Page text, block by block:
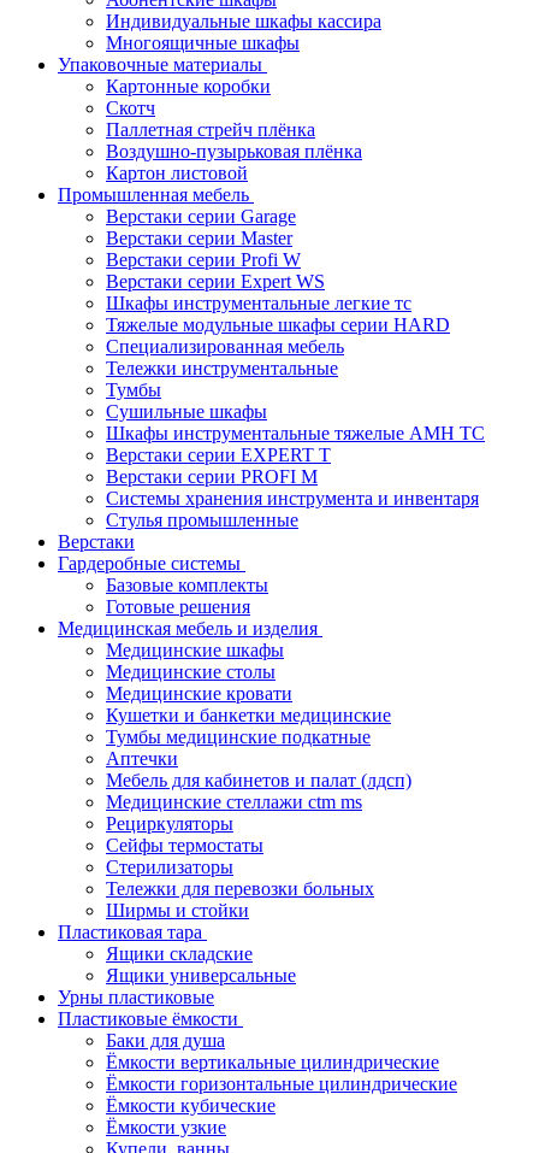
Индивидуальные шкафы кассира
Многоящичные шкафы
Упаковочные материалы
Картонные коробки
Скотч
Паллетная стрейч плёнка
Воздушно-пузырьковая плёнка
Картон листовой
Промышленная мебель
Верстаки серии Garage
Верстаки серии Master
Верстаки серии Profi W
Верстаки серии Expert WS
Шкафы инструментальные легкие тс
Тяжелые модульные шкафы серии HARD
Cпециализированная мебель
Тележки инструментальные
Тумбы
Cушильные шкафы
Шкафы инструментальные тяжелые AMH TC
Верстаки серии EXPERT T
Верстаки серии PROFI M
Системы хранения инструмента и инвентаря
Стулья промышленные
Верстаки
Гардеробные системы
Базовые комплекты
Готовые решения
Медицинская мебель и изделия
Медицинские шкафы
Медицинские столы
Медицинские кровати
Кушетки и банкетки медицинские
Тумбы медицинские подкатные
Аптечки
Мебель для кабинетов и палат (лдсп)
Медицинские стеллажи ctm ms
Рециркуляторы
Сейфы термостаты
Стерилизаторы
Тележки для перевозки больных
Ширмы и стойки
Пластиковая тара
Ящики складские
Ящики универсальные
Урны пластиковые
Пластиковые ёмкости
Баки для душа
Ёмкости вертикальные цилиндрические
Ёмкости горизонтальные цилиндрические
Ёмкости кубические
Ёмкости узкие
Купели, ванны.